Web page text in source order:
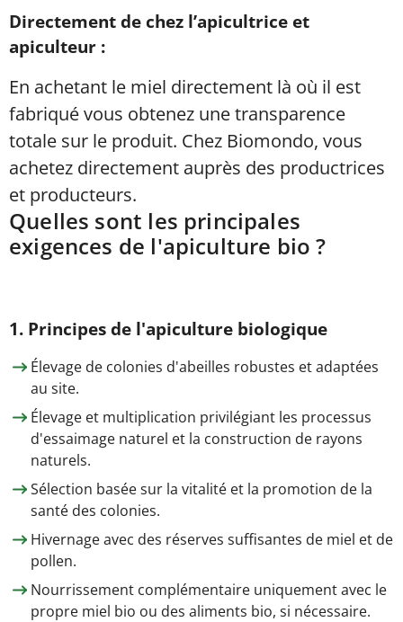
Directement de chez l’apicultrice et
apiculteur :
En achetant le miel directement là où il est
fabriqué vous obtenez une transparence
totale sur le produit. Chez Biomondo, vous
achetez directement auprès des productrices
et producteurs.
Quelles sont les principales
exigences de l'apiculture bio ?
1. Principes de l'apiculture biologique
Élevage de colonies d'abeilles robustes et adaptées
au site.
Élevage et multiplication privilégiant les processus
d'essaimage naturel et la construction de rayons
naturels.
Sélection basée sur la vitalité et la promotion de la
santé des colonies.
Hivernage avec des réserves suffisantes de miel et de
pollen.
Nourrissement complémentaire uniquement avec le
propre miel bio ou des aliments bio, si nécessaire.